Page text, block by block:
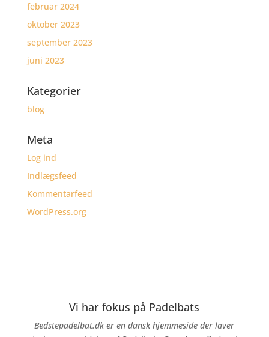
februar 2024
oktober 2023
september 2023
juni 2023
Kategorier
blog
Meta
Log ind
Indlægsfeed
Kommentarfeed
WordPress.org
Vi har fokus på Padelbats
Bedstepadelbat.dk er en dansk hjemmeside der laver